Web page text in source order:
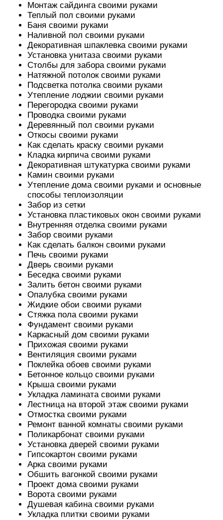
Монтаж сайдинга своими руками
Теплый пол своими руками
Баня своими руками
Наливной пол своими руками
Декоративная шпаклевка своими руками
Установка унитаза своими руками
Столбы для забора своими руками
Натяжной потолок своими руками
Подсветка потолка своими руками
Утепление лоджии своими руками
Перегородка своими руками
Проводка своими руками
Деревянный пол своими руками
Откосы своими руками
Как сделать краску своими руками
Кладка кирпича своими руками
Декоративная штукатурка своими руками
Камин своими руками
Утепление дома своими руками и основные
способы теплоизоляции
Забор из сетки
Установка пластиковых окон своими руками
Внутренняя отделка своими руками
Забор своими руками
Как сделать балкон своими руками
Печь своими руками
Дверь своими руками
Беседка своими руками
Залить бетон своими руками
Опалубка своими руками
Жидкие обои своими руками
Стяжка пола своими руками
Фундамент своими руками
Каркасный дом своими руками
Прихожая своими руками
Вентиляция своими руками
Поклейка обоев своими руками
Бетонное кольцо своими руками
Крыша своими руками
Укладка ламината своими руками
Лестница на второй этаж своими руками
Отмостка своими руками
Ремонт ванной комнаты своими руками
Поликарбонат своими руками
Установка дверей своими руками
Гипсокартон своими руками
Арка своими руками
Обшить вагонкой своими руками
Проект дома своими руками
Ворота своими руками
Душевая кабина своими руками
Укладка плитки своими руками